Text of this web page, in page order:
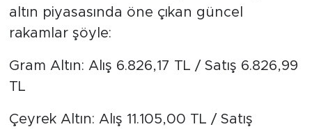
altın piyasasında öne çıkan güncel
rakamlar şöyle:
Gram Altın: Alış 6.826,17 TL / Satış 6.826,99
TL
Çeyrek Altın: Alış 11.105,00 TL / Satış